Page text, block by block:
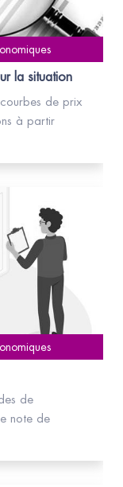
la situation
de prix
à partir
de
note de